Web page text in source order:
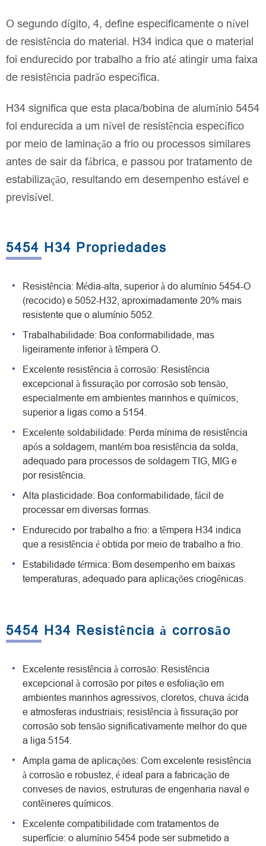
O segundo dígito, 4, define especificamente o nível
de resistência do material. H34 indica que o material
foi endurecido por trabalho a frio até atingir uma faixa
de resistência padrão específica.
H34 significa que esta placa/bobina de alumínio 5454
foi endurecida a um nível de resistência específico
por meio de laminação a frio ou processos similares
antes de sair da fábrica, e passou por tratamento de
estabilização, resultando em desempenho estável e
previsível.
5454 H34 Propriedades
Resistência: Média-alta, superior à do alumínio 5454-O
(recocido) e 5052-H32, aproximadamente 20% mais
resistente que o alumínio 5052.
Trabalhabilidade: Boa conformabilidade, mas
ligeiramente inferior à têmpera O.
Excelente resistência à corrosão: Resistência
excepcional à fissuração por corrosão sob tensão,
especialmente em ambientes marinhos e químicos,
superior a ligas como a 5154.
Excelente soldabilidade: Perda mínima de resistência
após a soldagem, mantém boa resistência da solda,
adequado para processos de soldagem TIG, MIG e
por resistência.
Alta plasticidade: Boa conformabilidade, fácil de
processar em diversas formas.
Endurecido por trabalho a frio: a têmpera H34 indica
que a resistência é obtida por meio de trabalho a frio.
Estabilidade térmica: Bom desempenho em baixas
temperaturas, adequado para aplicações criogênicas.
5454 H34 Resistência à corrosão
Excelente resistência à corrosão: Resistência
excepcional à corrosão por pites e esfoliação em
ambientes marinhos agressivos, cloretos, chuva ácida
e atmosferas industriais; resistência à fissuração por
corrosão sob tensão significativamente melhor do que
a liga 5154.
Ampla gama de aplicações: Com excelente resistência
à corrosão e robustez, é ideal para a fabricação de
conveses de navios, estruturas de engenharia naval e
contêineres químicos.
Excelente compatibilidade com tratamentos de
superfície: o alumínio 5454 pode ser submetido a